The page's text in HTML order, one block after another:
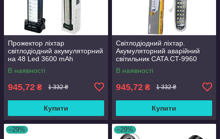
Прожектор ліхтар
світлодіодний акумуляторний
на 48 Led 3600 mAh
акумуляторний світильник
Чорний.
В наявності
945,72 ₴ 1 332 ₴
Купити
Світлодіодний ліхтар.
Акумуляторний аварійний
світильник CATA CT-9960
В наявності
945,72 ₴ 1 332 ₴
Купити
–29% –29%